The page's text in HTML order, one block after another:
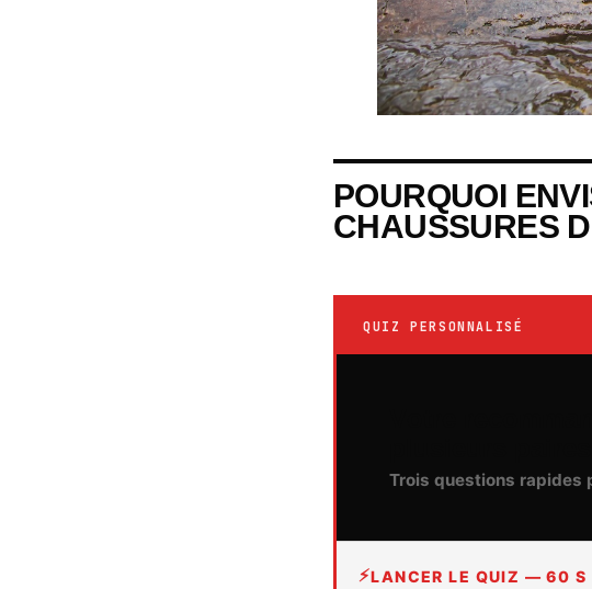
POURQUOI
CHAUSSURES
QUIZ PERSONNALISÉ
Trois questions rapides
LANCER LE QUIZ — 60 S